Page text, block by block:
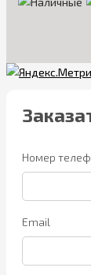
Номер
Email